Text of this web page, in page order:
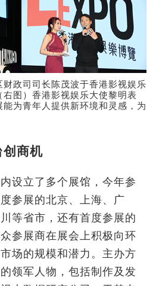
财政司司长陈茂波于香港影视娱乐
图）香港影视娱乐大使黎明表
为青年人提供新环境和灵感，为
创商机
设立了多个展馆，今年参
参展的北京、上海、广
等省市，还有首度参展的
参展商在展会上积极向环
场的规模和潜力。主办方
领军人物，包括制作及发